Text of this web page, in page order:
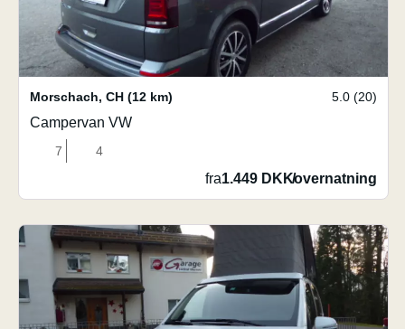
Morschach, CH (12 km) 5.0 (20)
Campervan VW
7 4
fra1.449 DKK/overnatning